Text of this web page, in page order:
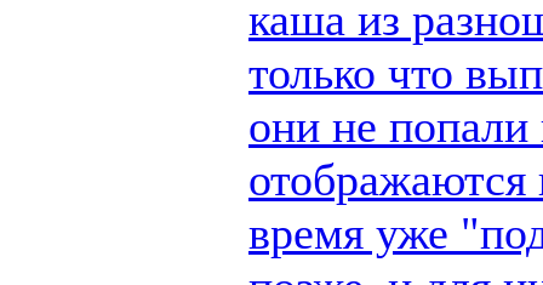
каша из
только что
они не попали
время уже